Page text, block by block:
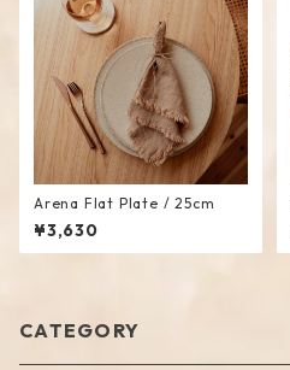
Arena Flat Plate / 25cm
¥3,630
CATEGORY